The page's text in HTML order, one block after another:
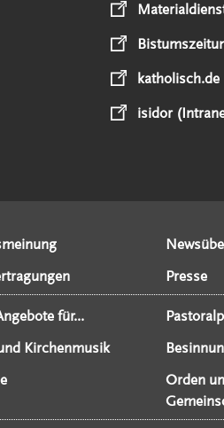
katholisch.de
isidor
Presse
für...
Kirchenmusik
Orden